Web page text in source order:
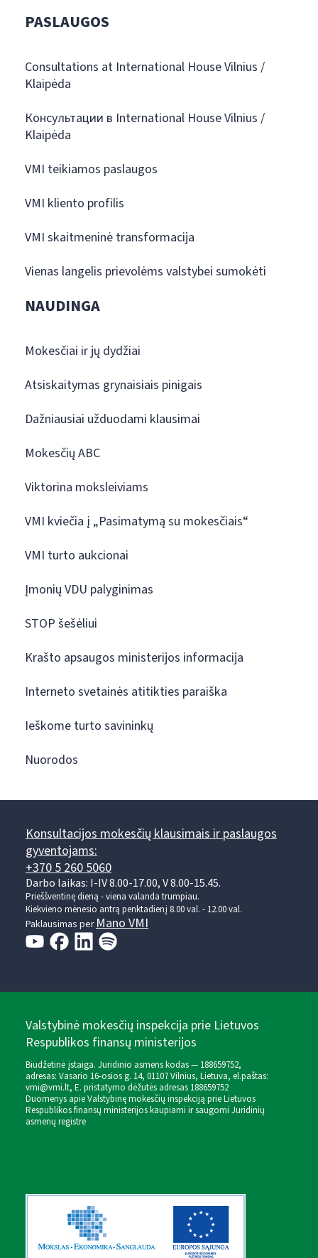
PASLAUGOS
Consultations at International House Vilnius /
Klaipėda
Консультации в International House Vilnius /
Klaipėda
VMI teikiamos paslaugos
VMI kliento profilis
VMI skaitmeninė transformacija
Vienas langelis prievolėms valstybei sumokėti
NAUDINGA
Mokesčiai ir jų dydžiai
Atsiskaitymas grynaisiais pinigais
Dažniausiai užduodami klausimai
Mokesčių ABC
Viktorina moksleiviams
VMI kviečia į „Pasimatymą su mokesčiais“
VMI turto aukcionai
Įmonių VDU palyginimas
STOP šešėliui
Krašto apsaugos ministerijos informacija
Interneto svetainės atitikties paraiška
Ieškome turto savininkų
Nuorodos
Konsultacijos mokesčių klausimais ir paslaugos
gyventojams:
+370 5 260 5060
Darbo laikas: I-IV 8.00-17.00, V 8.00-15.45.
Prieššventinę dieną - viena valanda trumpiau.
Kiekvieno mėnesio antrą penktadienį 8.00 val. - 12.00 val.
Paklausimas perMano VMI
Valstybinė mokesčių inspekcija prie Lietuvos
Respublikos finansų ministerijos
Biudžetinė įstaiga. Juridinio asmens kodas — 188659752,
adresas: Vasario 16-osios g. 14, 01107 Vilnius, Lietuva, el.paštas:
vmi@vmi.lt, E. pristatymo dėžutės adresas 188659752
Duomenys apie Valstybinę mokesčių inspekciją prie Lietuvos
Respublikos finansų ministerijos kaupiami ir saugomi Juridinių
asmenų registre